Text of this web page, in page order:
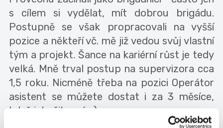
s cílem si vydělat, mít dobrou brigádu.
Postupně se však propracovali na vyšší
pozice a někteří vč. mě již vedou svůj vlastní
tým a projekt. Šance na kariérní růst je tedy
velká. Mně trval postup na supervizora cca
1,5 roku. Nicméně třeba na pozici Operátor
asistent se můžete dostat i za 3 měsíce,
když jste šikovní :-)